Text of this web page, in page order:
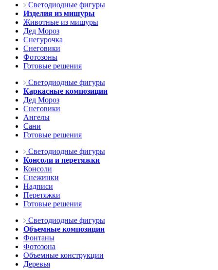
Светодиодные фигуры
Изделия из мишуры
Животные из мишуры
Дед Мороз
Снегурочка
Снеговики
Фотозоны
Готовые решения
Светодиодные фигуры
Каркасные композиции
Дед Мороз
Снеговики
Ангелы
Сани
Готовые решения
Светодиодные фигуры
Консоли и перетяжки
Консоли
Снежинки
Надписи
Перетяжки
Готовые решения
Светодиодные фигуры
Объемные композиции
Фонтаны
Фотозона
Объемные конструкции
Деревья